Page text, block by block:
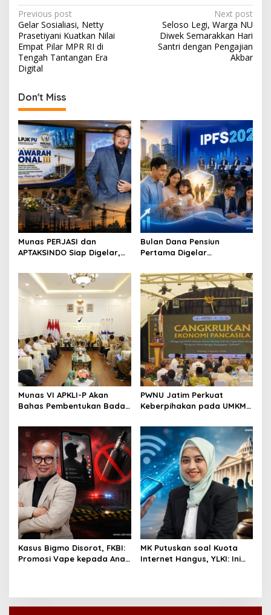
P
o
s
t
a
v
i
g
a
t
i
o
n
Previous post
Gelar Sosialiasi, Netty
Prasetiyani Kuatkan Nilai
Empat Pilar MPR RI di
Tengah Tantangan Era
Digital
Next post
Seloso Legi, Warga NU
Diwek Semarakkan Hari
Santri dengan Pengajian
Akbar
Don't Miss
Munas PERJASI dan
APTAKSINDO Siap Digelar,
Revisi AD/ART
Bulan Dana Pensiun
Pertama Digelar
Perkuat Ekosistem Pensiun
Berkelanjutan
Munas VI APKLI-P Akan
Bahas Pembentukan Badan
Dinilai Penting Hadapi
Bonus Demografi
PWNU Jatim Perkuat
Keberpihakan pada UMKM
Kasus Bigmo Disorot, FKBI:
Promosi Vape kepada Anak
MK Putuskan soal Kuota
Internet Hangus, YLKI: Ini